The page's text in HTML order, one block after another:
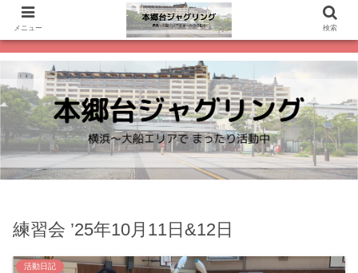
練習会 ’25年10月11日&12日
活動日記
メニュー 検索